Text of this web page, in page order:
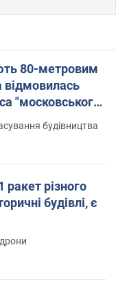
80-метровим
"московського
будівництва
різного
будівлі, є